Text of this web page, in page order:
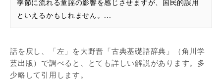
季節に流れる童謡の影響を感じさせますが、国民的誤用
といえるかもしれません。...
話を戻し、「左」を大野晋「古典基礎語辞典」（角川学
芸出版）で調べると、とても詳しい解説があります。多
少略して引用します。